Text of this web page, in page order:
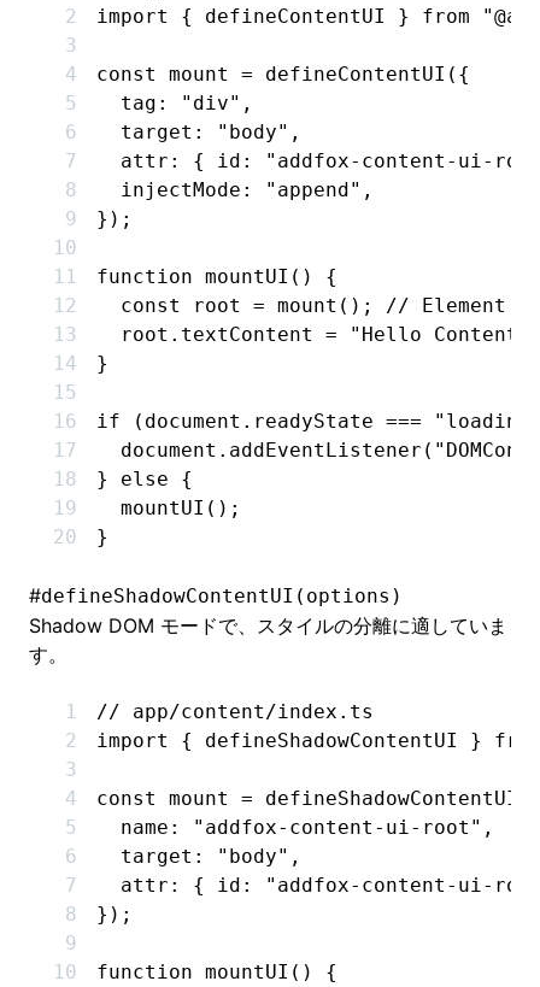
import
{ defineContentUI } from
const mount = defineContentUI ({
  tag
: "div" ,
  target
: "body" ,
  attr
: { id :
"addfox-content-ui-
  injectMode
: "append" ,
});
function mountUI () {
  const
root = mount ();
// Element
  root
.textContent = "Hello Content-
}
if ( document .readyState ===
  document
.addEventListener (
} else {
  mountUI
();
}
#defineShadowContentUI(options)
Shadow DOM モードで、スタイルの分離に適していま
す。
// app/content/index.ts
import
{ defineShadowContentUI }
const mount = defineShadowContentUI
  name
: "addfox-content-ui-root" ,
  target
: "body" ,
  attr
: { id :
"addfox-content-ui-
});
function mountUI () {